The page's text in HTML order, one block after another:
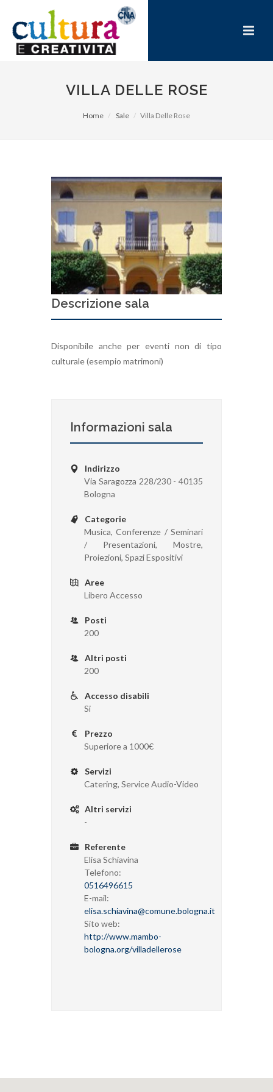
VILLA DELLE ROSE
Home Sale Villa Delle Rose
Descrizione sala
Disponibile anche per eventi non di tipo
culturale (esempio matrimoni)
Informazioni sala
Indirizzo
Via Saragozza 228/230 - 40135
Bologna
Categorie
Musica, Conferenze / Seminari
/ Presentazioni, Mostre,
Proiezioni, Spazi Espositivi
Aree
Libero Accesso
Posti
200
Altri posti
200
Accesso disabili
Si
Prezzo
Superiore a 1000€
Servizi
Catering, Service Audio-Video
Altri servizi
-
Referente
Elisa Schiavina
Telefono:
0516496615
E-mail:
elisa.schiavina@comune.bologna.it
Sito web:
http://www.mambo-
bologna.org/villadellerose